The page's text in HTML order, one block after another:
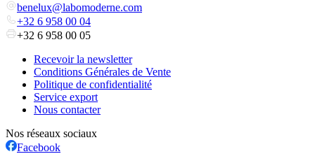
benelux@labomoderne.com
+32 6 958 00 04
+32 6 958 00 05
Recevoir la newsletter
Conditions Générales de Vente
Politique de confidentialité
Service export
Nous contacter
Nos réseaux sociaux
Facebook